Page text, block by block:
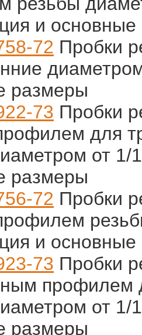
и
72 Пробки
размеры
73 Пробки
для
от 1/
размеры
72 Пробки
и
73 Пробки
профилем
от 1/
размеры